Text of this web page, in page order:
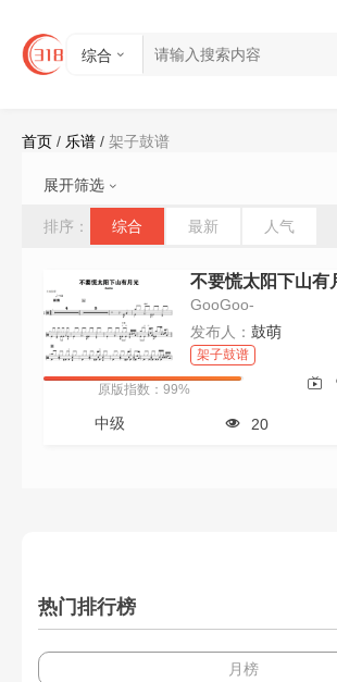
综合
首页 / 乐谱 / 架子鼓谱
展开筛选
难度:
不限 初级 中级
速度:
不限 61以下 61-90
121-150
151-180
视频:
不限
无
51-100
100以上
排序： 综合 最新 人气
不要慌太阳下山有
GooGoo-
发布人： 鼓萌
架子鼓谱
原版指数：99%
中级 20
热门排行榜
月榜